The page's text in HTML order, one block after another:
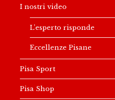
I nostri video
L’esperto risponde
Eccellenze Pisane
Pisa Sport
Pisa Shop